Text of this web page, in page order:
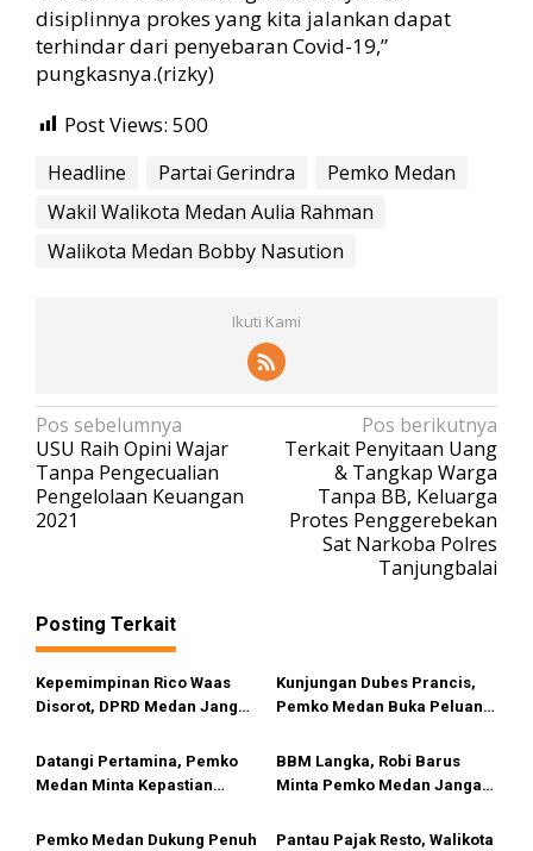
disiplinnya prokes yang kita jalankan dapat
terhindar dari penyebaran Covid-19,”
pungkasnya.(rizky)
Post Views: 500
Headline Partai Gerindra
Pemko Medan
Wakil Walikota Medan Aulia Rahman
Walikota Medan Bobby Nasution
Ikuti Kami
N
a
v
i
s
i
p
s
Pos sebelumnya
USU Raih Opini Wajar
Tanpa Pengecualian
Pengelolaan Keuangan
2021
Pos berikutnya
Terkait Penyitaan Uang
& Tangkap Warga
Tanpa BB, Keluarga
Protes Penggerebekan
Sat Narkoba Polres
Tanjungbalai
Posting Terkait
Kepemimpinan Rico Waas
Disorot, DPRD Medan Jangan
Kunjungan Dubes Prancis,
Pemko Medan Buka Peluang
Hingga Industri Kreatif
Datangi Pertamina, Pemko
Medan Minta Kepastian
BBM di SPBU
BBM Langka, Robi Barus
Minta Pemko Medan Jangan
Pemko Medan Dukung Penuh
Pantau Pajak Resto, Walikota